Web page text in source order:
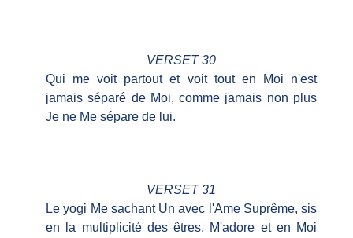
VERSET 30
Qui me voit partout et voit tout en Moi n'est
jamais séparé de Moi, comme jamais non plus
Je ne Me sépare de lui.
VERSET 31
Le yogi Me sachant Un avec l'Ame Suprême, sis
en la multiplicité des êtres, M'adore et en Moi